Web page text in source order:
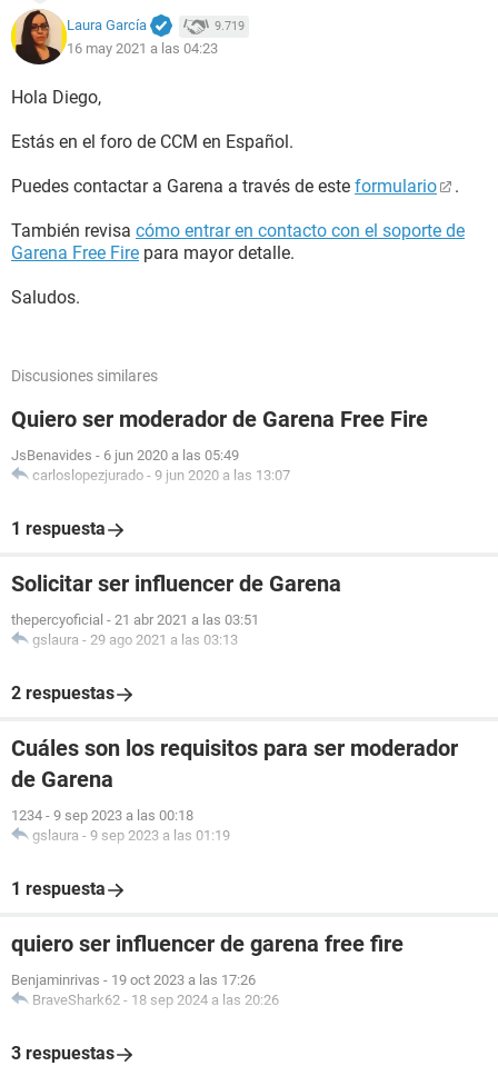
Laura García 9.719
16 may 2021 a las 04:23
Hola Diego,
Estás en el foro de CCM en Español.
Puedes contactar a Garena a través de este formulario .
También revisa cómo entrar en contacto con el soporte de
Garena Free Fire para mayor detalle.
Saludos.
Discusiones similares
Quiero ser moderador de Garena Free Fire
JsBenavides - 6 jun 2020 a las 05:49
carloslopezjurado - 9 jun 2020 a las 13:07
1 respuesta
Solicitar ser influencer de Garena
thepercyoficial - 21 abr 2021 a las 03:51
gslaura - 29 ago 2021 a las 03:13
2 respuestas
Cuáles son los requisitos para ser moderador
de Garena
1234 - 9 sep 2023 a las 00:18
gslaura - 9 sep 2023 a las 01:19
1 respuesta
quiero ser influencer de garena free fire
Benjaminrivas - 19 oct 2023 a las 17:26
BraveShark62 - 18 sep 2024 a las 20:26
3 respuestas